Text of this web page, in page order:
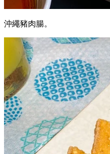
沖繩豬肉腸。